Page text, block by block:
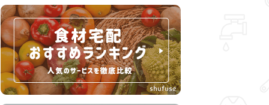
して、正しい食べ方を確認しましょ
う。大人の嗜みとして知っておきた
い新常識を解説します。